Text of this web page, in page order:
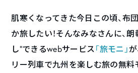
肌寒くなってきた今日この頃、布
か旅したい！そんなみなさんに、
し”できるwebサービス「旅モニ」
リー列車で九州を楽しむ旅の無料